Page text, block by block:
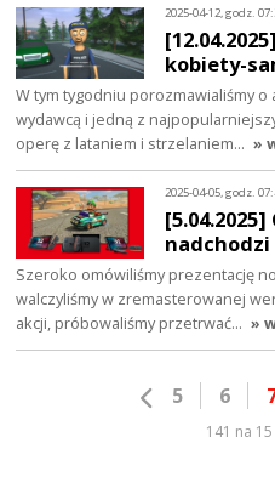
2025-04-12, godz.
kobiety-
W tym tygodniu porozmawialiśmy
wydawcą i jedną z
operę z lataniem i strzelaniem… »
2025-04-05, godz.
nadchodzi
Szeroko omówiliśmy prezentację
walczyliśmy w zremasterowanej
akcji, próbowaliśmy przetrwać… »
5 6
141 na